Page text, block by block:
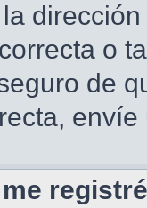
o
de